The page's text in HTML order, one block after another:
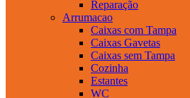
Reparação
Arrumacao
Caixas com Tampa
Caixas Gavetas
Caixas sem Tampa
Cozinha
Estantes
WC